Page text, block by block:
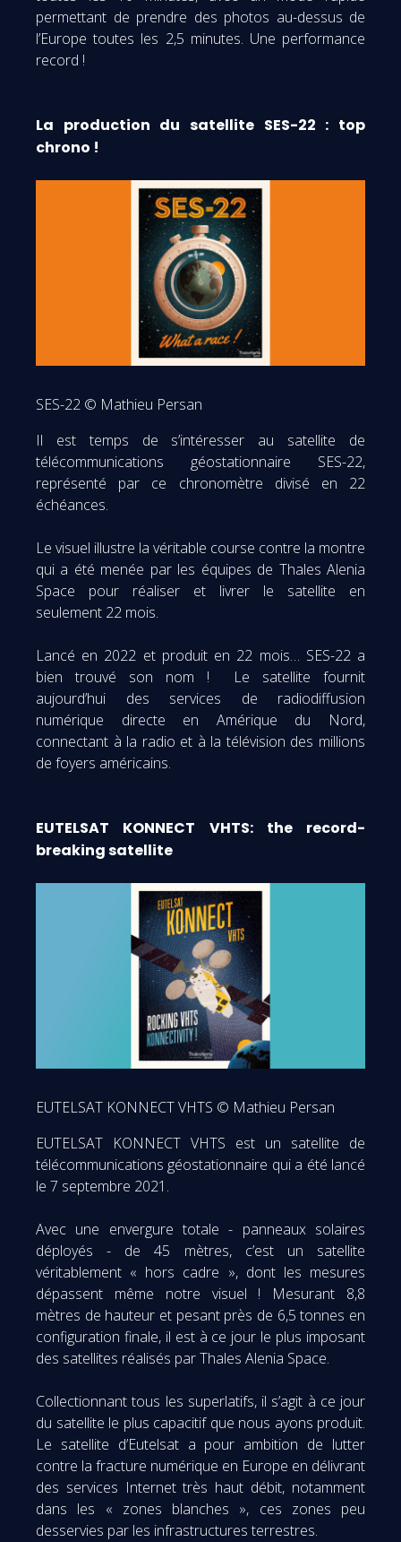
permettant de prendre des photos au-dessus de
l’Europe toutes les 2,5 minutes. Une performance
record !
La production du satellite SES-22 : top
chrono !
SES-22 © Mathieu Persan
Il est temps de s’intéresser au satellite de
télécommunications géostationnaire SES-22,
représenté par ce chronomètre divisé en 22
échéances.
Le visuel illustre la véritable course contre la montre
qui a été menée par les équipes de Thales Alenia
Space pour réaliser et livrer le satellite en
seulement 22 mois.
Lancé en 2022 et produit en 22 mois… SES-22 a
bien trouvé son nom ! Le satellite fournit
aujourd’hui des services de radiodiffusion
numérique directe en Amérique du Nord,
connectant à la radio et à la télévision des millions
de foyers américains.
EUTELSAT KONNECT VHTS: the record-
breaking satellite
EUTELSAT KONNECT VHTS © Mathieu Persan
EUTELSAT KONNECT VHTS est un satellite de
télécommunications géostationnaire qui a été lancé
le 7 septembre 2021.
Avec une envergure totale - panneaux solaires
déployés - de 45 mètres, c’est un satellite
véritablement « hors cadre », dont les mesures
dépassent même notre visuel ! Mesurant 8,8
mètres de hauteur et pesant près de 6,5 tonnes en
configuration finale, il est à ce jour le plus imposant
des satellites réalisés par Thales Alenia Space.
Collectionnant tous les superlatifs, il s’agit à ce jour
du satellite le plus capacitif que nous ayons produit.
Le satellite d’Eutelsat a pour ambition de lutter
contre la fracture numérique en Europe en délivrant
des services Internet très haut débit, notamment
dans les « zones blanches », ces zones peu
desservies par les infrastructures terrestres.